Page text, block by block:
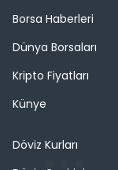
Borsa Haberleri
Dünya Borsaları
Kripto Fiyatları
Künye
Döviz Kurları